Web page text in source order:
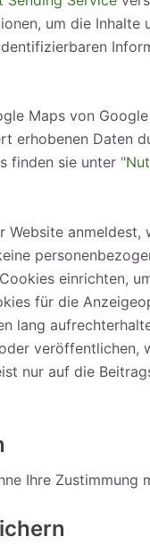
um die Inhalte
Maps von
erhobenen Daten
finden sie unter
Website
einrichten,
für die
lang
nur auf die
Ihre Zustimmung